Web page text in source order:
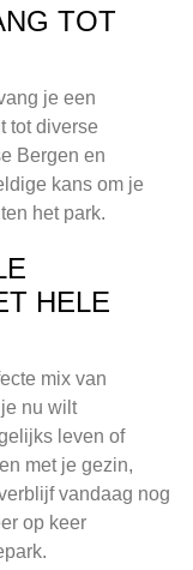
TOT
je een
tot diverse
Bergen en
kans om je
het park.
HELE
mix van
nu wilt
leven of
met je gezin,
vandaag nog
op keer